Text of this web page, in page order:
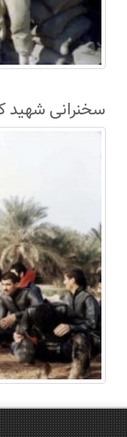
سخنرانی شهید